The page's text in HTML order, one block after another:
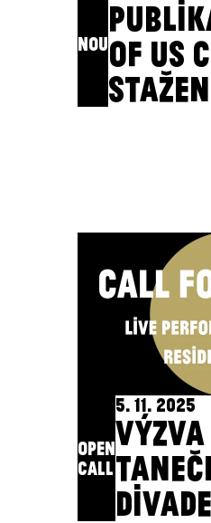
NOUOF US
OPEN
CALL
5. 11. 2025
VÝZVA